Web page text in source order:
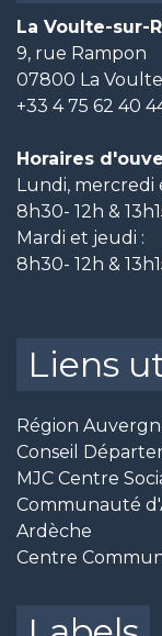
La Voulte-sur-
9, rue Rampon
07800 La
+33 4 75 62 40
Horaires
Lundi, mercredi
8h30- 12h &
Mardi et jeudi :
8h30- 12h &
Liens
Région
Conseil
MJC Centre
Communauté
Ardèche
Centre